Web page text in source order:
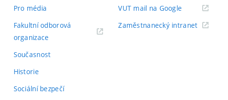
Pro média
Fakultní odborová
organizace
Současnost
Historie
Sociální bezpečí
VUT mail na Google (externí
Zaměstnanecký intranet(externí